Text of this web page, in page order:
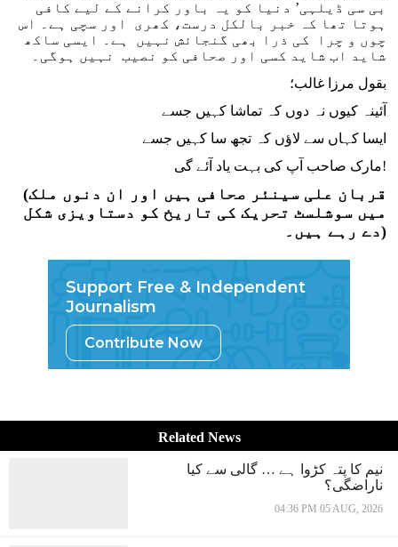
بی سی ڈیلہی’ دنیا کو یہ باور کرانے کے لیے کافی
ہوتا تھا کہ خبر بالکل درست، کھری اور سچی ہے۔ اس
چوں و چرا کی ذرا بھی گنجائش نہیں ہے۔ ایسی ساکھ
شاید اب شاید کسی اور صحافی کو نصیب نہیں ہوگی۔
بقول مرزا غالب؛
آئینہ کیوں نہ دوں کہ تماشا کہیں جسے
ایسا کہاں سے لاؤں کہ تجھ سا کہیں جسے
مارک صاحب آپ کی بہت یاد آئے گی!
(قربان علی سینئر صحافی ہیں اور ان دنوں ملک
میں سوشلسٹ تحریک کی تاریخ کو دستاویزی شکل
دے رہے ہیں۔)
Support Free & Independent
Journalism
Contribute Now
Related News
نیم کا پتہ کڑوا ہے … گالی سے کیا
ناراضگی؟
04:36 PM 05 AUG, 2026